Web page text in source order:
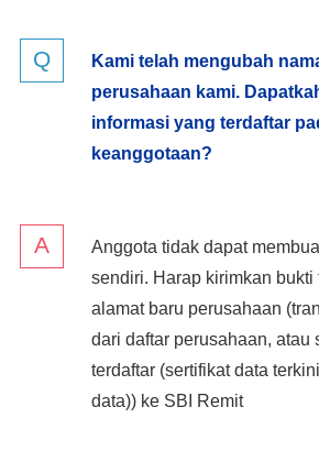
Kami telah mengubah
perusahaan kami.
informasi yang terdaftar
keanggotaan?
Anggota tidak dapat
sendiri. Harap kirimkan bukti
alamat baru perusahaan
dari daftar perusahaan, atau
terdaftar (sertifikat data
data)) ke SBI Remit